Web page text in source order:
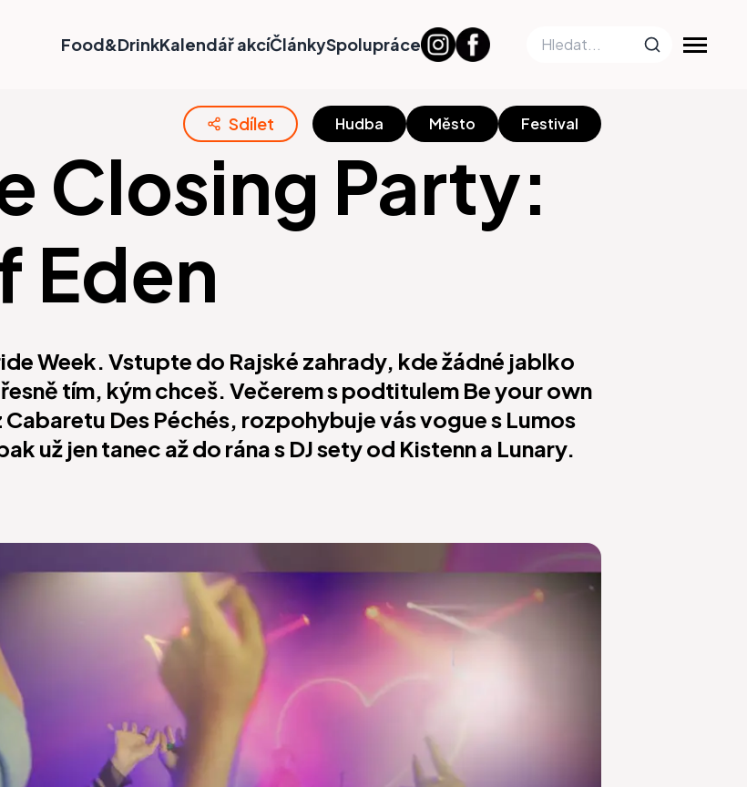
Food&DrinkKalendář akcíČlánkySpolupráce
Sdílet Hudba Město Festival
Closing Party:
Eden
Week. Vstupte do Rajské zahrady, kde žádné jablko
tím, kým chceš. Večerem s podtitulem Be your own
Des Péchés, rozpohybuje vás vogue s Lumos
už jen tanec až do rána s DJ sety od Kistenn a Lunary.